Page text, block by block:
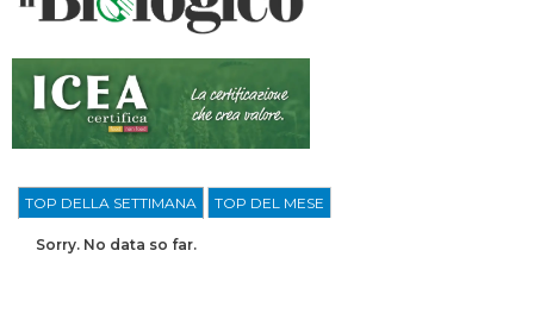
TOP DELLA SETTIMANA TOP DEL MESE
Sorry. No data so far.